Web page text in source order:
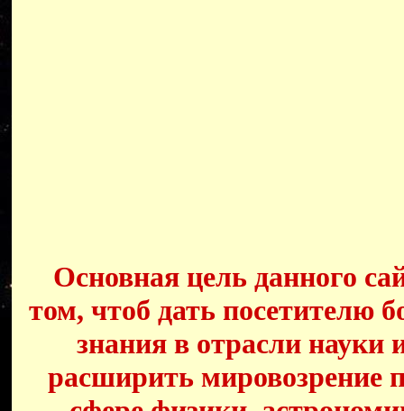
Основная цель данного
том, чтоб дать посетителю
знания в отрасли науки
расширить мировозрение